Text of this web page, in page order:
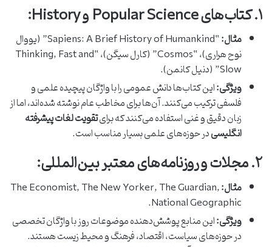
۱. کتاب‌های Popular Science و History:
مثال: “Sapiens: A Brief History of Humankind” (یووال
نوح هراری)، “Cosmos” (کارل سیگن)، “Thinking, Fast and
Slow” (دنیل کانمن).
ویژگی:این کتاب‌ها دانش عمومی را با واژگان پیچیده علمی و
فلسفی ترکیب می‌کنند. آن‌ها برای مخاطب عام نوشته شده‌اند، اما از
زبان دقیق و غنی استفاده می‌کنند که برایتقویت لغات پیشرفته
انگلیسیدر حوزه‌های علمی بسیار مناسب است.
۲. مجلات و روزنامه‌های معتبر بین‌المللی:
مثال:The Economist, The New Yorker, The Guardian,
National Geographic.
ویژگی:این منابع پوشش‌دهنده موضوعات روز با واژگان تخصصی
در حوزه‌های سیاست، اقتصاد، فرهنگ و محیط زیست هستند.